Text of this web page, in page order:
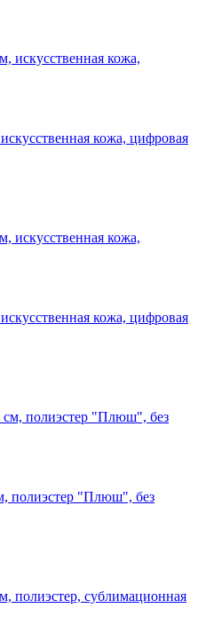
кожа, цифровая
кожа, цифровая
полиэстер "Плюш", без